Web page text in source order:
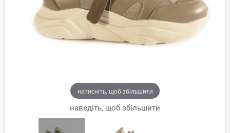
натисніть, щоб збільшити
наведіть, щоб збільшити